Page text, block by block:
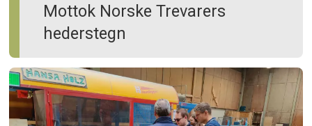
Mottok Norske Trevarers
hederstegn